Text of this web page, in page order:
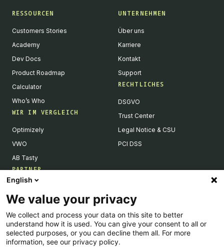
RESSOURCEN
Customers Stories
Academy
Dev Docs
Product Roadmap
Calculator
Who’s Who
WIR IM VERGLEICH
Optimizely
VWO
AB Tasty
PARTNER
Become a Partner
Integrations Directory
Partners Directory
UNTERNEHMEN
Über uns
Karriere
Kontakt
Support
RECHTLICHES
DSGVO
Trust Center
Legal Notice & CSU
PCI DSS
English
We value your privacy
We collect and process your data on this site to better
understand how it is used. You can give your consent to all or
selected purposes, or you can decline them all. For more
information, see our privacy policy.